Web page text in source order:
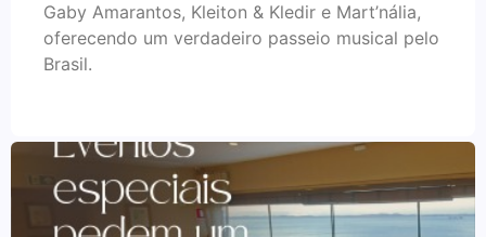
Gaby Amarantos, Kleiton & Kledir e Mart’nália,
oferecendo um verdadeiro passeio musical pelo
Brasil.